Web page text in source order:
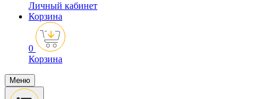
Личный кабинет
Корзина
0
Корзина
Меню